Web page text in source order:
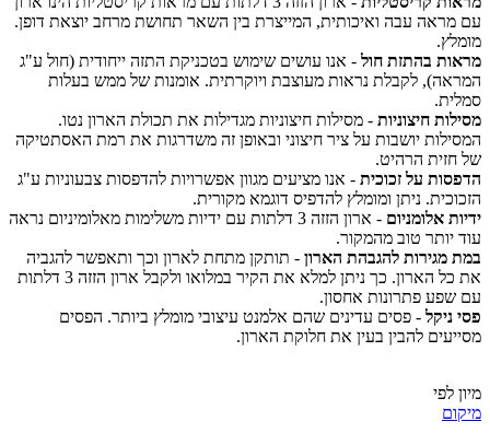
עבה ואיכותית, המייצרת בין השאר תחושת מרחב יוצאת דופן.
בהתזת חול- אנו עושים שימוש בטכניקת התזה ייחודית (חול ע"ג
לקבלת נראות מעוצבת ויוקרתית. אומנות של ממש בעלות
חיצוניות- מסילות חיצוניות מגדילות את תכולת הארון נטו.
יושבות על ציר חיצוני ובאופן זה משדרגות את רמת האסתטיקה
הרהיט.
על זכוכית- אנו מציעים מגוון אפשרויות להדפסות צבעוניות ע"ג
ניתן ומומלץ להדפיס דוגמא מקורית.
אלומניום
- ארון הזזה 3 דלתות עם ידיות משלימות מאלומיניום נראה
טוב מהמקור.
להגבהת הארון- תותקן מתחת לארון וכך ותאפשר להגביה
את כל הארון. כך ניתן למלא את הקיר במלואו ולקבל ארון הזזה 3 דלתות
פתרונות אחסון.
- פסים עדינים שהם אלמנט עיצובי מומלץ ביותר. הפסים
להבין בעין את חלוקת הארון.